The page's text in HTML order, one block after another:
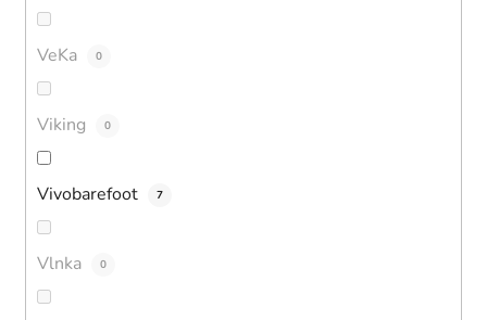
VeKa 0
Viking 0
Vivobarefoot 7
Vlnka 0